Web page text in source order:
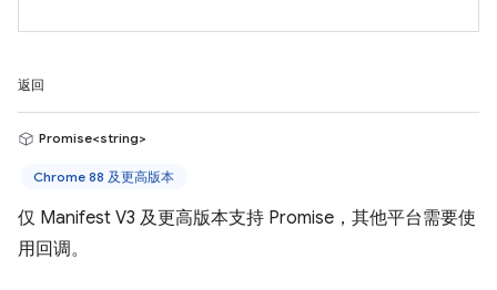
返回
Promise<string>
Chrome 88 及更高版本
仅 Manifest V3 及更高版本支持 Promise，其他平台需要使
用回调。